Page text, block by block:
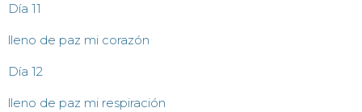
Día 11
lleno de paz mi corazón
Día 12
lleno de paz mi respiración